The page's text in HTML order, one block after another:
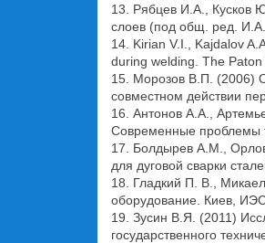
13. Рябцев И.А., Кусков
слоев (под общ. ред.
14. Kirian V.I., Kajdalov
during welding. The
15. Морозов В.П. (2006)
совместном действии
16. Антонов А.А.,
Современные проблемы
17. Болдырев А.М.,
для дуговой сварки
18. Гладкий П. В.,
оборудование. Киев,
19. Зусин В.Я. (2011)
государственного